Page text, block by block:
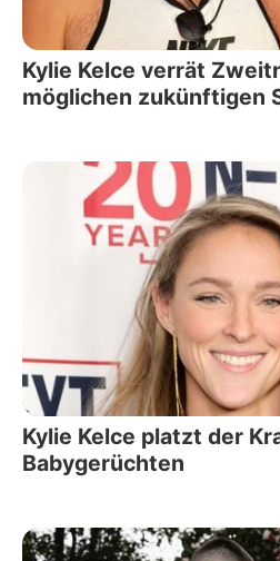
Kylie Kelce verrät
möglichen zukünftigen
Kylie Kelce platzt der
Babygerüchten